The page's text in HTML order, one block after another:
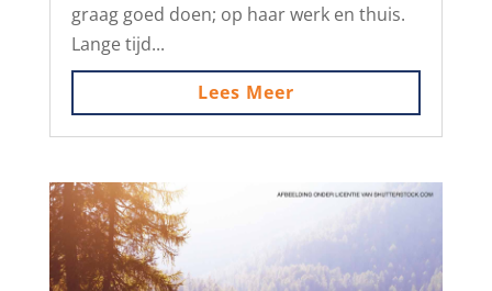
graag goed doen; op haar werk en thuis.
Lange tijd...
Lees Meer